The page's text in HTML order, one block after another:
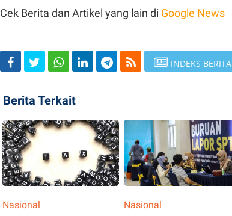
Cek Berita dan Artikel yang lain di Google News
INDEKS BERITA
Berita Terkait
Nasional Nasional